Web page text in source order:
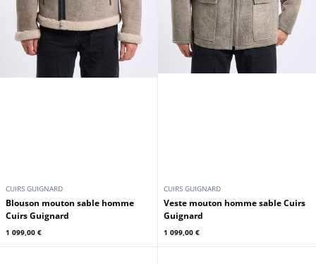
CUIRS GUIGNARD
Blouson mouton sable homme
Cuirs Guignard
1 099,00 €
CUIRS GUIGNARD
Veste mouton homme sable Cuirs
Guignard
1 099,00 €